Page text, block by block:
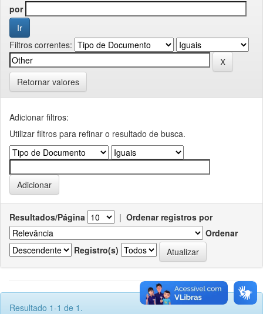
por
Filtros correntes:
Retornar valores
Adicionar filtros:
Utilizar filtros para refinar o resultado de busca.
Resultados/Página | Ordenar registros por
Ordenar
Registro(s)
Resultado 1-1 de 1.